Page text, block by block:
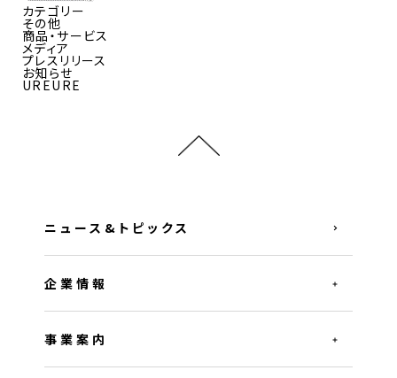
カテゴリー
その他
商品・サービス
メディア
プレスリリース
お知らせ
UREURE
ニュース&トピックス
企業情報
事業案内